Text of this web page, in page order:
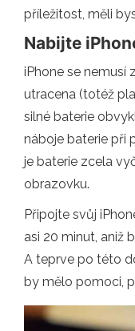
příležitost, měli
Nabijte
iPhone se nemusí
utracena (totéž
silné baterie
náboje baterie při
je baterie zcela
obrazovku.
Připojte svůj
asi 20 minut, aniž
A teprve po této
by mělo pomoci,